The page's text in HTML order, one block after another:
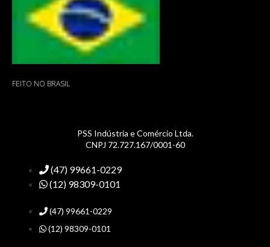
FEITO NO BRASIL
PSS Indústria e Comércio Ltda.
CNPJ 72.727.167/0001-60
(47) 99661-0229
(12) 98309-0101
(47) 99661-0229
(12) 98309-0101